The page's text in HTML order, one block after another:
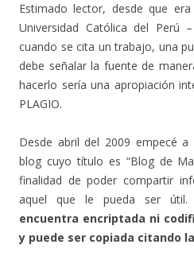
Estimado lector, desde que
Universidad Católica del Perú
cuando se cita un trabajo, una
debe señalar la fuente de
hacerlo sería una apropiación
PLAGIO.
Desde abril del 2009 empecé
blog cuyo título es “Blog de
finalidad de poder compartir
aquel que le pueda ser útil.
encuentra encriptada ni
y puede ser copiada citando